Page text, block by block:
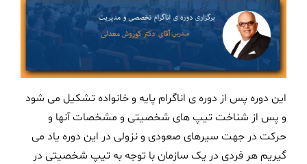
این دوره پس از دوره ی اناگرام پایه و خانواده تشکیل می شود
و پس از شناخت تیپ های شخصیتی و مشخصات آنها و
حرکت در جهت سیرهای صعودی و نزولی در این دوره یاد می
گیریم هر فردی در یک سازمان با توجه به تیپ شخصیتی در